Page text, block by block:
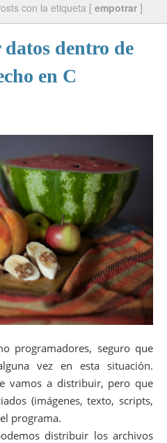
con la etiqueta [ empotrar ]
dentro de
en C
programadores, seguro que
vez en esta situación.
vamos a distribuir, pero que
(imágenes, texto, scripts,
programa.
distribuir los archivos